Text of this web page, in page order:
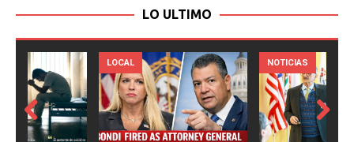
LO ULTIMO
LOCAL NOTICIAS
Prev
Next